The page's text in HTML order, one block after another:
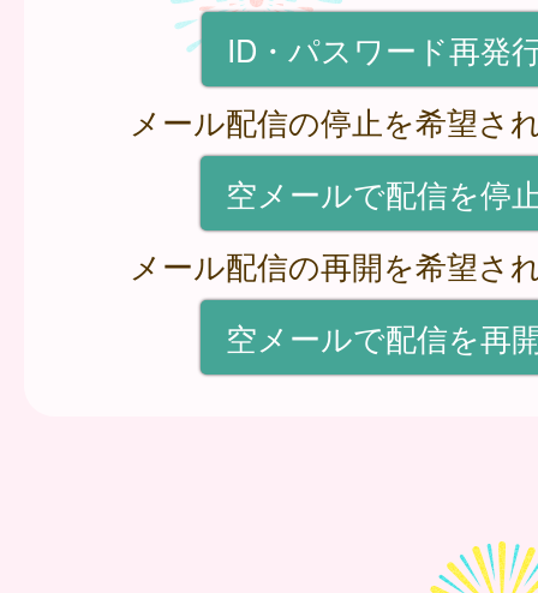
ID・パスワード再発
メール配信の停止を希望さ
空メールで配信を停
メール配信の再開を希望さ
空メールで配信を再